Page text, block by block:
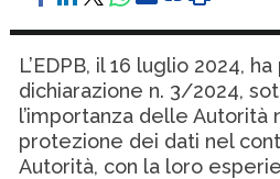
L’EDPB, il 16 luglio 2024,
dichiarazione n. 3/2024,
l’importanza delle Autorità
protezione dei dati nel
Autorità, con la loro